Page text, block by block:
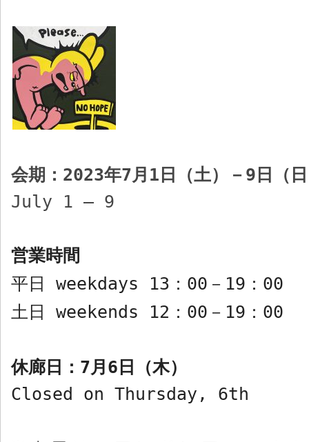
会期： 2023年7月 1 日（土）－ 9 日（
July 1 – 9
営業時間
平日 weekdays 13 ： 00 － 19 ： 00
土日 weekends 12 ： 00 － 19 ： 00
休廊日： 7月 6 日（木）
Closed on Thursday, 6th